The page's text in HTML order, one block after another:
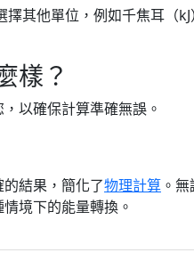
其他單位，例如千焦耳（
樣？
以確保計算準確無誤。
結果，簡化了物理計算 。
境下的能量轉換。